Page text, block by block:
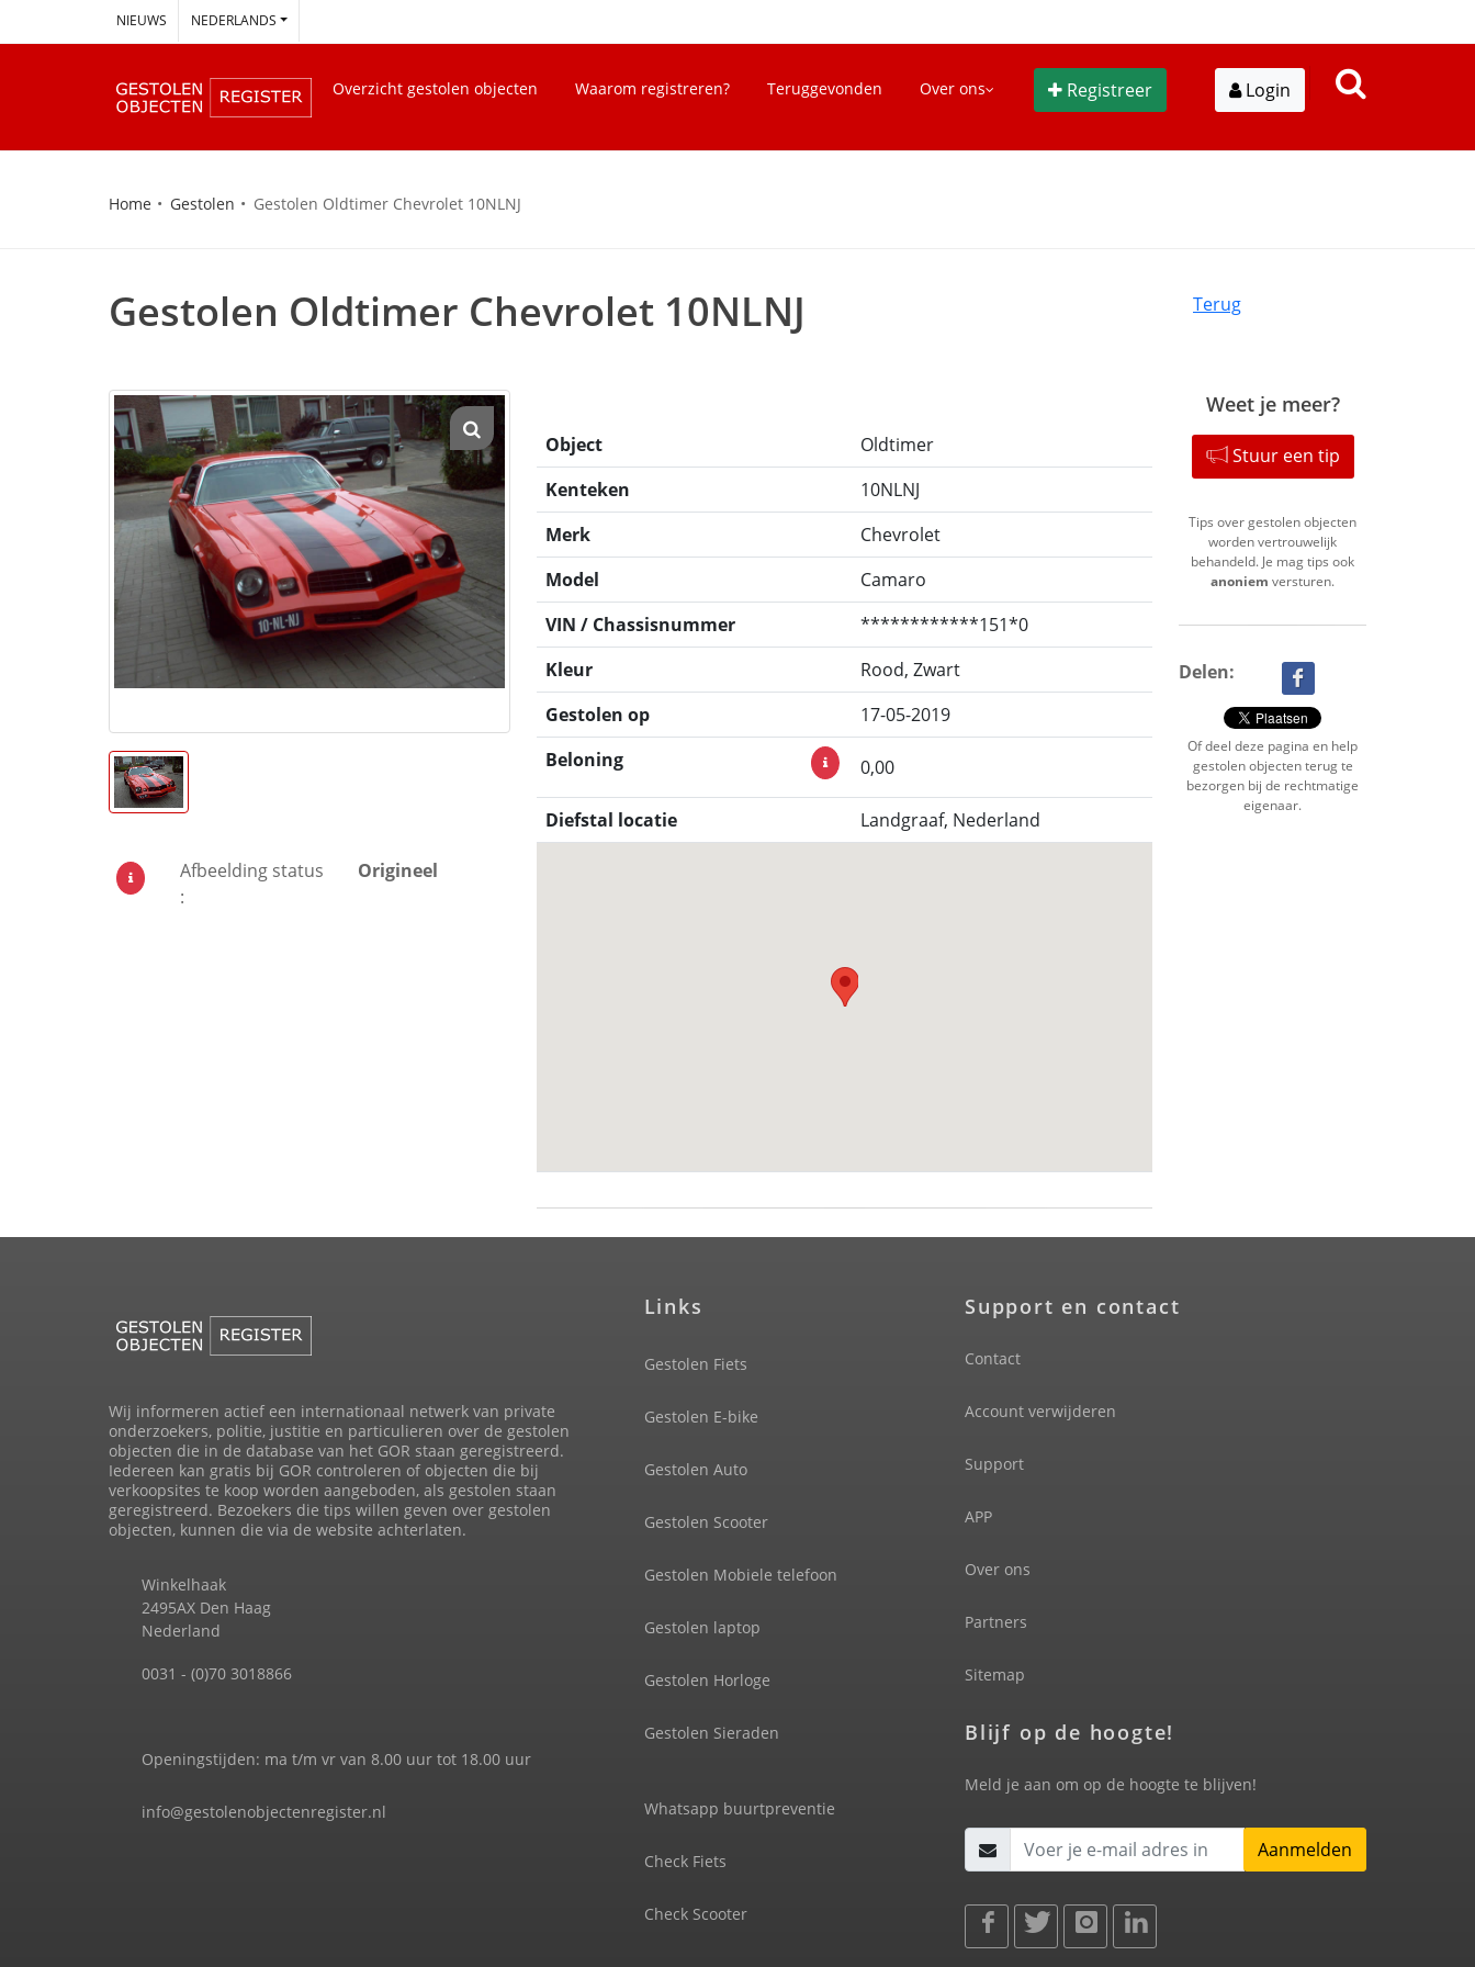
NIEUWS NEDERLANDS
Overzicht gestolen objecten Waarom registreren? Teruggevonden Over ons Registreer Login
Home Gestolen Gestolen Oldtimer Chevrolet 10NLNJ
Gestolen Oldtimer Chevrolet 10NLNJ Terug
Afbeelding status
:
Origineel
Object
Oldtimer
Kenteken
10NLNJ
Merk
Chevrolet
Model
Camaro
VIN / Chassisnummer
************151*0
Kleur
Rood, Zwart
Gestolen op
17-05-2019
Beloning
0,00
Diefstal locatie Landgraaf, Nederland
Weet je meer?
Stuur een tip
Tips over gestolen objecten
worden vertrouwelijk
behandeld. Je mag tips ook
anoniem versturen.
Delen:
Of deel deze pagina en help
gestolen objecten terug te
bezorgen bij de rechtmatige
eigenaar.
Wij informeren actief een internationaal netwerk van private
onderzoekers, politie, justitie en particulieren over de gestolen
objecten die in de database van het GOR staan geregistreerd.
Iedereen kan gratis bij GOR controleren of objecten die bij
verkoopsites te koop worden aangeboden, als gestolen staan
geregistreerd. Bezoekers die tips willen geven over gestolen
objecten, kunnen die via de website achterlaten.
Winkelhaak
2495AX Den Haag
Nederland
0031 - (0)70 3018866
Openingstijden: ma t/m vr van 8.00 uur tot 18.00 uur
info@gestolenobjectenregister.nl
Links
Gestolen Fiets
Gestolen E-bike
Gestolen Auto
Gestolen Scooter
Gestolen Mobiele telefoon
Gestolen laptop
Gestolen Horloge
Gestolen Sieraden
Whatsapp buurtpreventie
Check Fiets
Check Scooter
Support en contact
Contact
Account verwijderen
Support
APP
Over ons
Partners
Sitemap
Blijf op de hoogte!
Meld je aan om op de hoogte te blijven!
Aanmelden